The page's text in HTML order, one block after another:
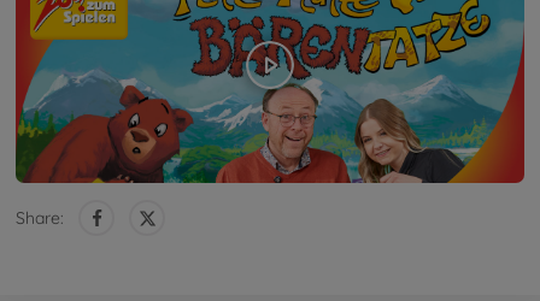
Share: